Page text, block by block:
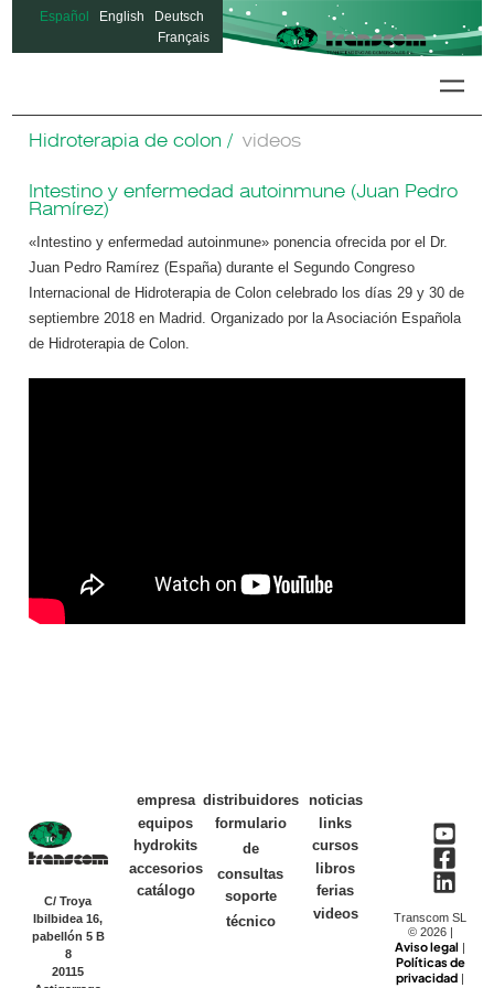
Español English
Deutsch
Français
Hidroterapia de colon / videos
Intestino y enfermedad autoinmune (Juan Pedro
Ramírez)
«Intestino y enfermedad autoinmune» ponencia ofrecida por el Dr.
Juan Pedro Ramírez (España) durante el Segundo Congreso
Internacional de Hidroterapia de Colon celebrado los días 29 y 30 de
septiembre 2018 en Madrid. Organizado por la Asociación Española
de Hidroterapia de Colon.
C/ Troya
Ibilbidea 16,
pabellón 5 B
8
20115
empresa
equipos
hydrokits
accesorios
catálogo
distribuidores
formulario
de
consultas
soporte
técnico
noticias
links
cursos
libros
ferias
videos
Transcom SL
© 2026 |
Aviso legal |
Políticas de
privacidad |